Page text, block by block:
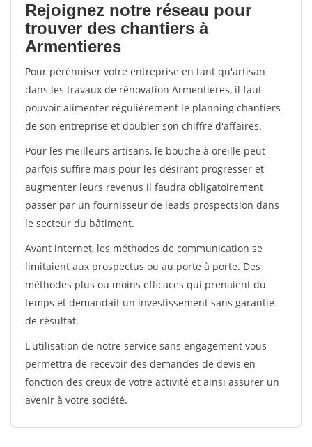
Rejoignez notre réseau pour
trouver des chantiers à
Armentieres
Pour pérénniser votre entreprise en tant qu'artisan
dans les travaux de rénovation Armentieres, il faut
pouvoir alimenter régulièrement le planning chantiers
de son entreprise et doubler son chiffre d'affaires.
Pour les meilleurs artisans, le bouche à oreille peut
parfois suffire mais pour les désirant progresser et
augmenter leurs revenus il faudra obligatoirement
passer par un fournisseur de leads prospectsion dans
le secteur du bâtiment.
Avant internet, les méthodes de communication se
limitaient aux prospectus ou au porte à porte. Des
méthodes plus ou moins efficaces qui prenaient du
temps et demandait un investissement sans garantie
de résultat.
L'utilisation de notre service sans engagement vous
permettra de recevoir des demandes de devis en
fonction des creux de votre activité et ainsi assurer un
avenir à votre société.